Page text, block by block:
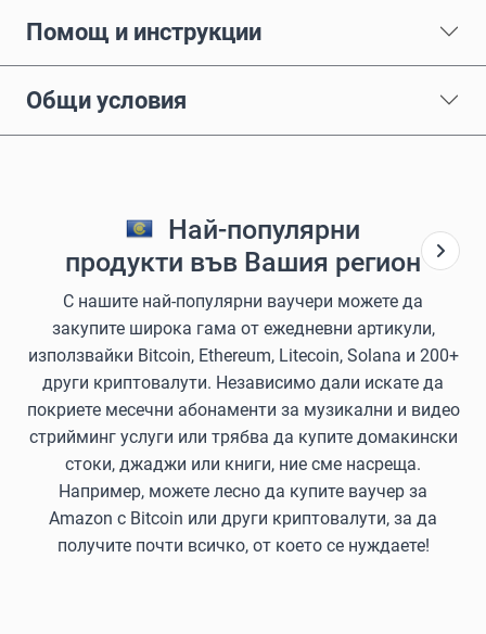
Помощ и инструкции
Общи условия
Най-популярни
продукти във Вашия регион
С нашите най-популярни ваучери можете да
закупите широка гама от ежедневни артикули,
използвайки Bitcoin, Ethereum, Litecoin, Solana и 200+
други криптовалути. Независимо дали искате да
покриете месечни абонаменти за музикални и видео
стрийминг услуги или трябва да купите домакински
стоки, джаджи или книги, ние сме насреща.
Например, можете лесно да купите ваучер за
Amazon с Bitcoin или други криптовалути, за да
получите почти всичко, от което се нуждаете!